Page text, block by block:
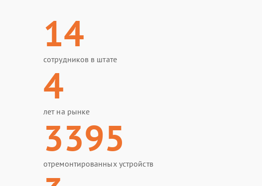
14
сотрудников в штате
4
лет на рынке
3395
отремонтированных устройств